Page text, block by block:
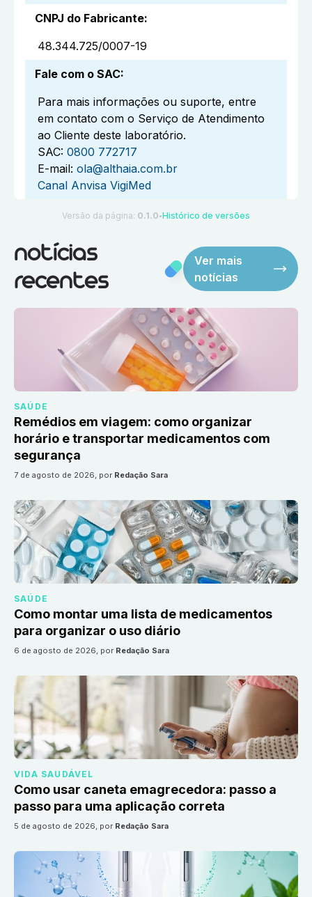
CNPJ do Fabricante:
48.344.725/0007-19
Fale com o SAC:
Para mais informações ou suporte, entre
em contato com o Serviço de Atendimento
ao Cliente deste laboratório.
SAC: 0800 772717
E-mail: ola@althaia.com.br
Canal Anvisa VigiMed
Versão da página: 0.1.0 ●Histórico de versões
notícias
recentes
Ver mais
notícias
SAÚDE
Remédios em viagem: como organizar
horário e transportar medicamentos com
segurança
7 de agosto de 2026, por Redação Sara
SAÚDE
Como montar uma lista de medicamentos
para organizar o uso diário
6 de agosto de 2026, por Redação Sara
VIDA SAUDÁVEL
Como usar caneta emagrecedora: passo a
passo para uma aplicação correta
5 de agosto de 2026, por Redação Sara